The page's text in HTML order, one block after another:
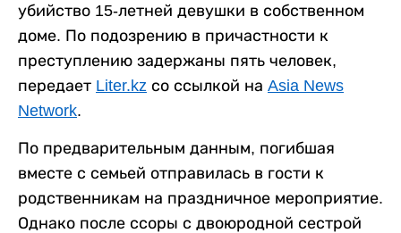
убийство 15-летней девушки в собственном
доме. По подозрению в причастности к
преступлению задержаны пять человек,
передает Liter.kz со ссылкой на Asia News
Network.
По предварительным данным, погибшая
вместе с семьей отправилась в гости к
родственникам на праздничное мероприятие.
Однако после ссоры с двоюродной сестрой